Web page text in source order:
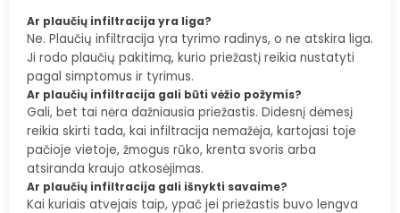
Ar plaučių infiltracija yra liga?
Ne. Plaučių infiltracija yra tyrimo radinys, o ne atskira liga.
Ji rodo plaučių pakitimą, kurio priežastį reikia nustatyti
pagal simptomus ir tyrimus.
Ar plaučių infiltracija gali būti vėžio požymis?
Gali, bet tai nėra dažniausia priežastis. Didesnį dėmesį
reikia skirti tada, kai infiltracija nemažėja, kartojasi toje
pačioje vietoje, žmogus rūko, krenta svoris arba
atsiranda kraujo atkosėjimas.
Ar plaučių infiltracija gali išnykti savaime?
Kai kuriais atvejais taip, ypač jei priežastis buvo lengva